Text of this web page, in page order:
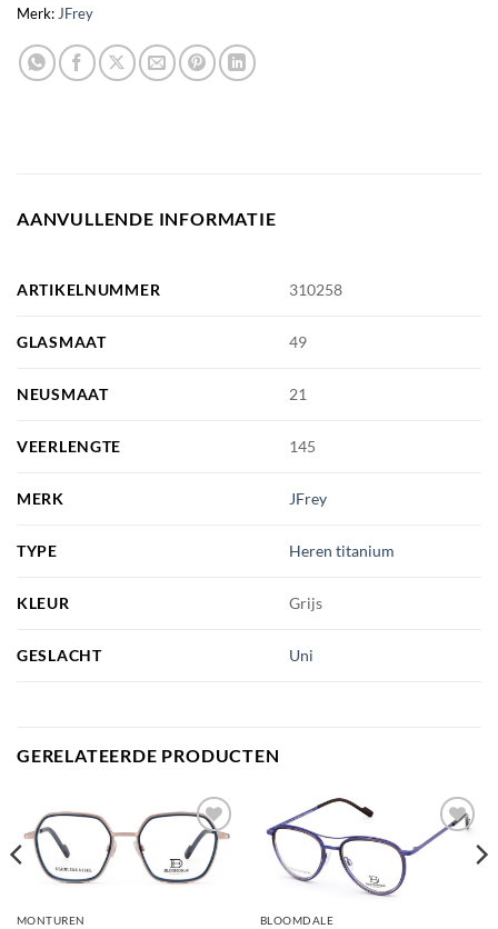
Merk: JFrey
AANVULLENDE INFORMATIE
ARTIKELNUMMER 310258
GLASMAAT 49
NEUSMAAT 21
VEERLENGTE 145
MERK JFrey
TYPE Heren titanium
KLEUR Grijs
GESLACHT Uni
GERELATEERDE PRODUCTEN
Toevoegen
aan
verlanglijst
MONTUREN
Toevoegen
BLOOMDALE